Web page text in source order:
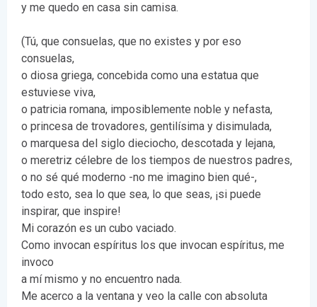
y me quedo en casa sin camisa.
(Tú, que consuelas, que no existes y por eso
consuelas,
o diosa griega, concebida como una estatua que
estuviese viva,
o patricia romana, imposiblemente noble y nefasta,
o princesa de trovadores, gentilísima y disimulada,
o marquesa del siglo dieciocho, descotada y lejana,
o meretriz célebre de los tiempos de nuestros padres,
o no sé qué moderno -no me imagino bien qué-,
todo esto, sea lo que sea, lo que seas, ¡si puede
inspirar, que inspire!
Mi corazón es un cubo vaciado.
Como invocan espíritus los que invocan espíritus, me
invoco
a mí mismo y no encuentro nada.
Me acerco a la ventana y veo la calle con absoluta